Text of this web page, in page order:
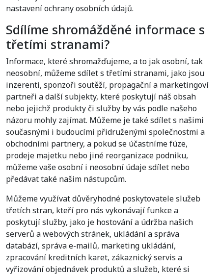
nastavení ochrany osobních údajů.
Sdílíme shromážděné informace s
třetími stranami?
Informace, které shromažďujeme, a to jak osobní, tak
neosobní, můžeme sdílet s třetími stranami, jako jsou
inzerenti, sponzoři soutěží, propagační a marketingoví
partneři a další subjekty, které poskytují náš obsah
nebo jejichž produkty či služby by vás podle našeho
názoru mohly zajímat. Můžeme je také sdílet s našimi
současnými i budoucími přidruženými společnostmi a
obchodními partnery, a pokud se účastníme fúze,
prodeje majetku nebo jiné reorganizace podniku,
můžeme vaše osobní i neosobní údaje sdílet nebo
předávat také našim nástupcům.
Můžeme využívat důvěryhodné poskytovatele služeb
třetích stran, kteří pro nás vykonávají funkce a
poskytují služby, jako je hostování a údržba našich
serverů a webových stránek, ukládání a správa
databází, správa e-mailů, marketing ukládání,
zpracování kreditních karet, zákaznický servis a
vyřizování objednávek produktů a služeb, které si